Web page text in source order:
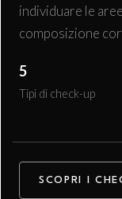
individuare le
composizione
5
Tipi di check-up
SCOPRI I